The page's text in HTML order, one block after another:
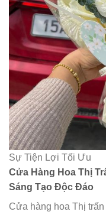
Sự Tiện Lợi Tối Ưu
Cửa Hàng Hoa Thị
Sáng Tạo Độc Đáo
Cửa hàng hoa Thị